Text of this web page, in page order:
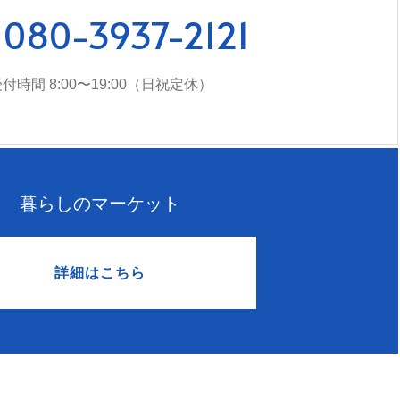
080-3937-2121
時間 8:00〜19:00（日祝定休）
暮らしのマーケット
詳細はこちら